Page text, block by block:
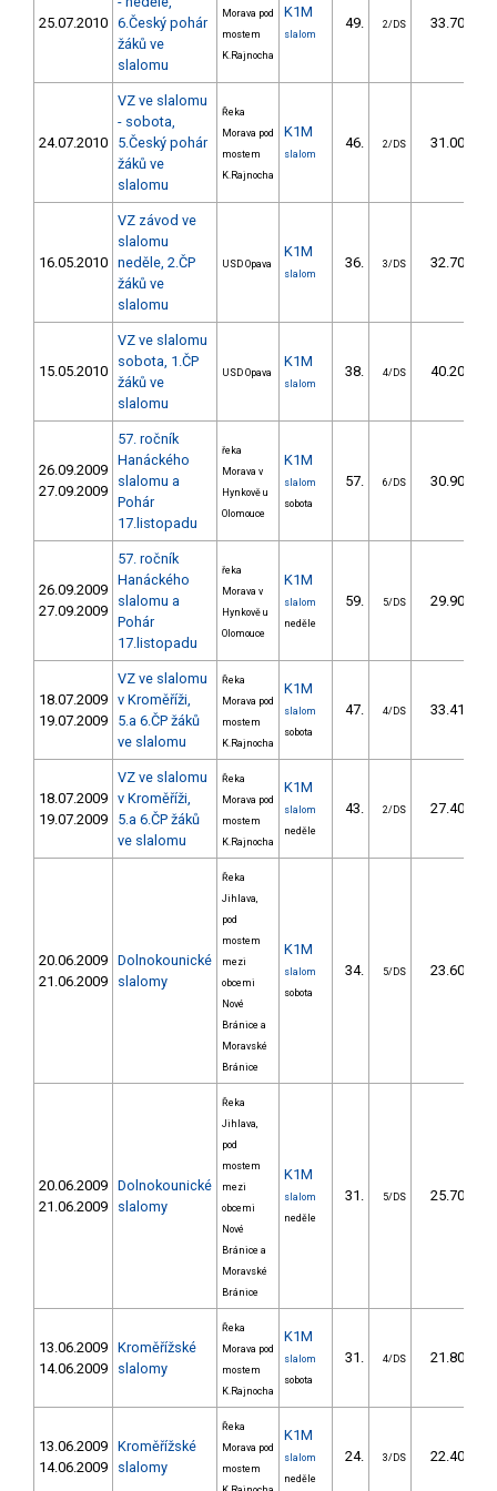
25.07.2010 6.Český pohár
žáků ve
slalomu
Morava pod
mostem
K.Rajnocha
K1M
slalom
49. 2/DS 33.70
24.07.2010
VZ ve slalomu
- sobota,
5.Český pohár
žáků ve
slalomu
Řeka
Morava pod
mostem
K.Rajnocha
K1M
slalom
46. 2/DS 31.00
16.05.2010
VZ závod ve
slalomu
neděle, 2.ČP
žáků ve
slalomu
USD Opava
K1M
slalom
36. 3/DS 32.70
15.05.2010
VZ ve slalomu
sobota, 1.ČP
žáků ve
slalomu
USD Opava
K1M
slalom
38. 4/DS 40.20
26.09.2009
27.09.2009
57. ročník
Hanáckého
slalomu a
Pohár
17.listopadu
řeka
Morava v
Hynkově u
Olomouce
K1M
slalom
sobota
57. 6/DS 30.90
26.09.2009
27.09.2009
57. ročník
Hanáckého
slalomu a
Pohár
17.listopadu
řeka
Morava v
Hynkově u
Olomouce
K1M
slalom
neděle
59. 5/DS 29.90
18.07.2009
19.07.2009
VZ ve slalomu
v Kroměříži,
5.a 6.ČP žáků
ve slalomu
Řeka
Morava pod
mostem
K.Rajnocha
K1M
slalom
sobota
47. 4/DS 33.41
18.07.2009
19.07.2009
VZ ve slalomu
v Kroměříži,
5.a 6.ČP žáků
ve slalomu
Řeka
Morava pod
mostem
K.Rajnocha
K1M
slalom
neděle
43. 2/DS 27.40
20.06.2009
21.06.2009
Dolnokounické
slalomy
Řeka
Jihlava,
pod
mostem
mezi
obcemi
Nové
Bránice a
Moravské
Bránice
K1M
slalom
sobota
34. 5/DS 23.60
20.06.2009
21.06.2009
Dolnokounické
slalomy
Řeka
Jihlava,
pod
mostem
mezi
obcemi
Nové
Bránice a
Moravské
Bránice
K1M
slalom
neděle
31. 5/DS 25.70
13.06.2009
14.06.2009
Kroměřížské
slalomy
Řeka
Morava pod
mostem
K.Rajnocha
K1M
slalom
sobota
31. 4/DS 21.80
13.06.2009
14.06.2009
Kroměřížské
slalomy
Řeka
Morava pod
mostem
K1M
slalom
neděle
24. 3/DS 22.40